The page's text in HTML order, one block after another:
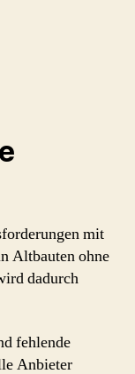
mit
Altbauten ohne
dadurch
fehlende
Anbieter